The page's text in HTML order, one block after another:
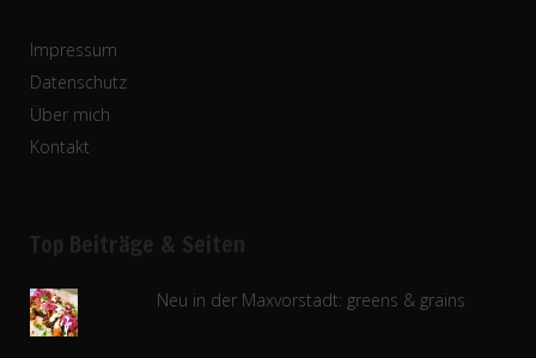
Impressum
Datenschutz
Über mich
Kontakt
Top Beiträge & Seiten
Neu in der Maxvorstadt: greens & grains